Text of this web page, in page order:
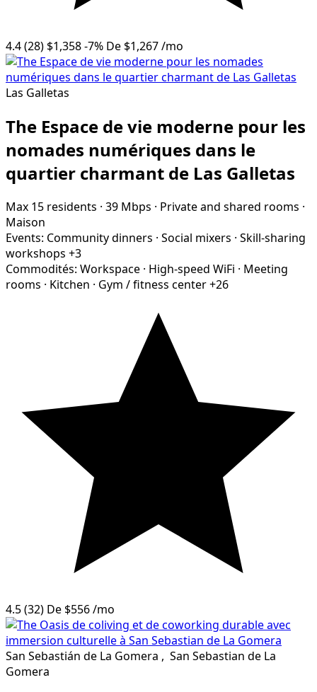
4.4(28) $1,358-7% De $1,267/mo
Las Galletas
The Espace de vie moderne pour les
nomades numériques dans le
quartier charmant de Las Galletas
Max 15 residents · 39 Mbps · Private and shared rooms ·
Maison
Events: Community dinners · Social mixers · Skill-sharing
workshops +3
Commodités: Workspace · High-speed WiFi · Meeting
rooms · Kitchen · Gym / fitness center+26
4.5(32) De $556/mo
San Sebastián de La Gomera , San Sebastian de La
Gomera